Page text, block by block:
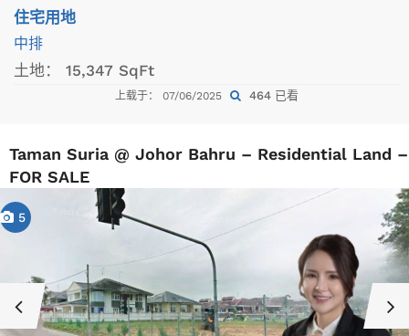
住宅用地
中排
土地： 15,347 SqFt
上载于： 07/06/2025 464 已看
Taman Suria @ Johor Bahru – Residential Land –
FOR SALE
5